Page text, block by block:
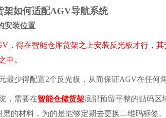
如何适配AGV导航系统
装位置
，得在智能仓库货架之上安装反光板才行，
中。
少得配置2个反光板，从而保证AGV在任何角
，需要在智能仓储货架底部预留平整的贴码区
的材料，为的是能够定期去更换二维码标签。